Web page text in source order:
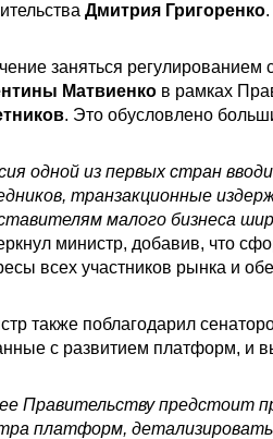
Дмитрия Григоренко.
заняться
Матвиенко в рамках
. Это обусловлено
одной из первых стран
транзакционные
малого бизнеса
министр, добавив, что
всех участников рынка и
также поблагодарил
с развитием платформ, и
Правительству предстоит
платформ,